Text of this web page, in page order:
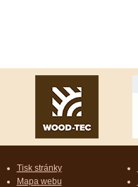
Tisk stránky
Mapa webu